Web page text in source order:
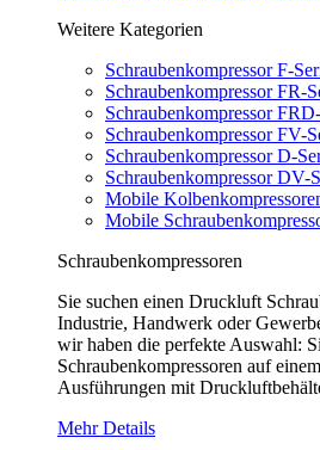
Weitere Kategorien
Schraubenkompressor F-
Schraubenkompressor FR-
Schraubenkompressor
Schraubenkompressor FV-
Schraubenkompressor D-
Schraubenkompressor DV-
Mobile
Mobile
Schraubenkompressoren
Sie suchen einen Druckluft
Industrie, Handwerk oder
wir haben die perfekte Auswahl:
Schraubenkompressoren auf
Ausführungen mit
Mehr Details